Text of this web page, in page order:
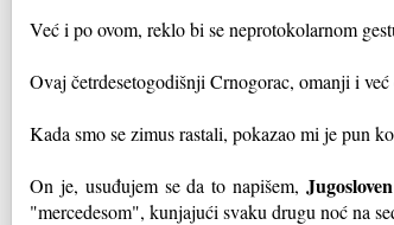
Već i po ovom, reklo bi se neprotokolarnom
Ovaj četrdesetogodišnji Crnogorac, omanji i
Kada smo se zimus rastali, pokazao mi je pun
On je, usuđujem se da to napišem,
"mercedesom", kunjajući svaku drugu noć na